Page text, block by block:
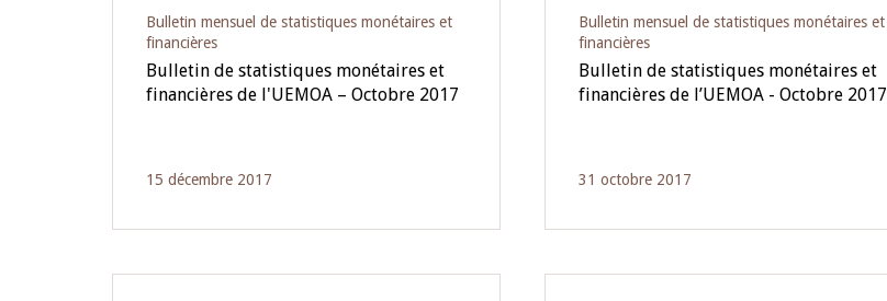
Bulletin mensuel de statistiques monétaires et
financières
Bulletin de statistiques monétaires et
financières de l'UEMOA – Octobre 2017
15 décembre 2017
Bulletin mensuel de statistiques monétaires et
financières
Bulletin de statistiques monétaires et
financières de l’UEMOA - Octobre 2017
31 octobre 2017